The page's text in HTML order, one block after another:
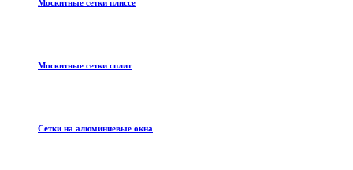
Москитные сетки плиссе
Москитные сетки сплит
Сетки на алюминиевые окна